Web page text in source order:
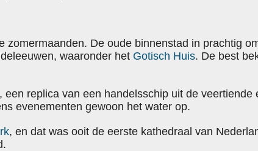
De oude binnenstad in prachtig
waaronder het Gotisch Huis. De best
, een replica van een handelsschip uit de veertiende
evenementen gewoon het water op.
, en dat was ooit de eerste kathedraal van